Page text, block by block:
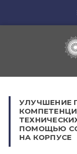
УЛУЧШЕНИЕ
ПОМОЩЬЮ
НА КОРПУСЕ